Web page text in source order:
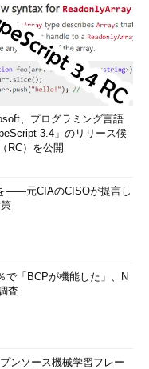
、プログラミング言語
3.4」のリリース候
RC）を公開
――元CIAのCISOが提言し
で「BCPが機能した」、N
査
ンソース機械学習フレー